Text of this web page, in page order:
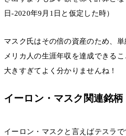
日-2020年9月1日と仮定した時）
マスク氏はその倍の資産のため、
メリカ人の生涯年収を達成できる
大きすぎてよく分かりませんね！
イーロン・マスク関連銘柄
イーロン・マスクと言えばテスラ